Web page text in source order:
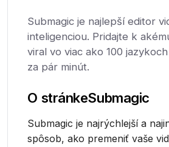
Submagic je najlepší editor
inteligenciou. Pridajte k
viral vo viac ako 100
za pár minút.
O stránkeSubmagic
Submagic je najrýchlejší a
spôsob, ako premeniť vaše